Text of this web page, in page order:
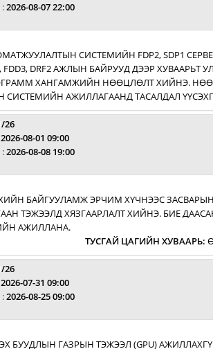
2026-08-07 22:00
СИСТЕМИЙН FDP2, SDP1
FDD3, DRF2 АЖЛЫН БАЙРУУД ДЭЭР
ХАНГАМЖИЙН НӨӨЦЛӨЛТ ХИЙНЭ.
СИСТЕМИЙН АЖИЛЛАГААНД ТАСАЛДАЛ
26
2026-08-01 09:00
2026-08-08 19:00
БАЙГУУЛАМЖ ЭРЧИМ ХҮЧНЭЭС
ТЭЖЭЭЛД ХЯЗГААРЛАЛТ ХИЙНЭ. БИЕ
АЖИЛЛАНА.
ТУСГАЙ ЦАГИЙН ХУВААРЬ:
26
2026-07-31 09:00
2026-08-25 09:00
БУУДЛЫН ГАЗРЫН ТЭЖЭЭЛ (GPU)